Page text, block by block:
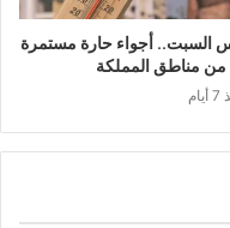
أجواء حارة مستمرة
من مناطق المملكة